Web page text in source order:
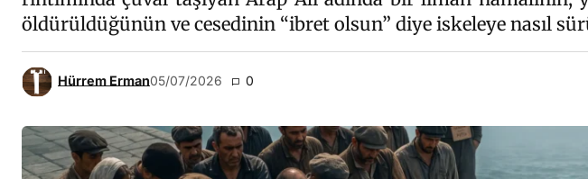
öldürüldüğünün ve cesedinin “ibret olsun” diye iskeleye nasıl
Hürrem Erman05/07/2026 0